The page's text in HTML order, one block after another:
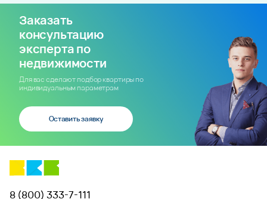
Заказать
консультацию
эксперта по
недвижимости
Для вас сделают подбор квартиры по
индивидуальным параметрам
Оставить заявку
8 (800) 333-7-111